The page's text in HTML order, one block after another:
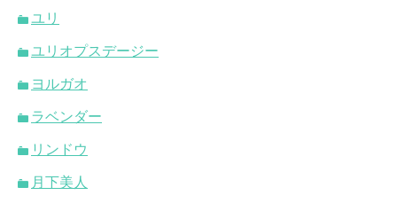
ユリ
ユリオプスデージー
ヨルガオ
ラベンダー
リンドウ
月下美人